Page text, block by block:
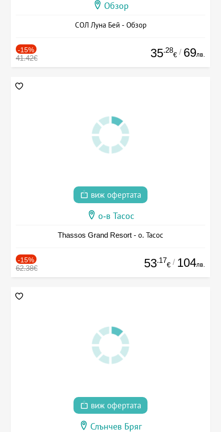
Обзор
СОЛ Луна Бей - Обзор
-15%
41.42€ 35.28
€ / 69лв.
виж офертата
о-в Тасос
Thassos Grand Resort - о. Тасос
-15%
62.38€ 53.17
€ / 104лв.
виж офертата
Слънчев Бряг